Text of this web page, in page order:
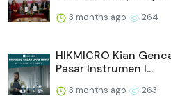
3 months ago 264
HIKMICRO Kian
Pasar Instrumen I...
3 months ago 263